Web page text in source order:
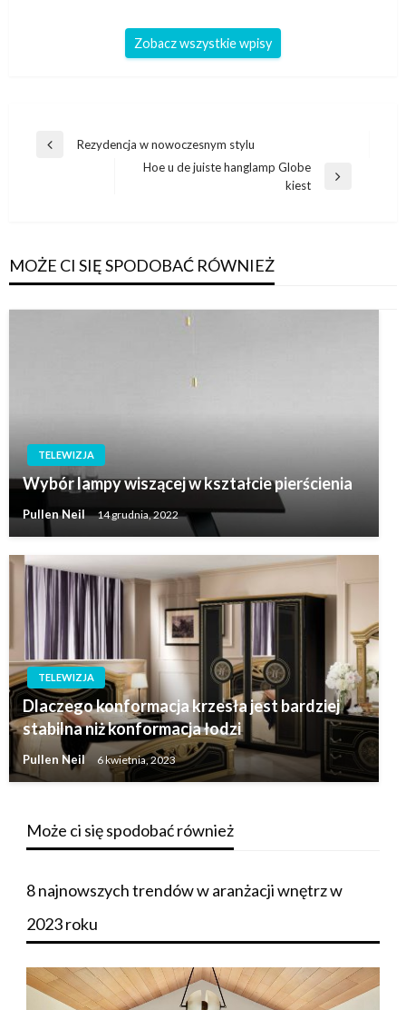
Zobacz wszystkie wpisy
Nawigacja
Poprzedni
Rezydencja w nowoczesnym stylu
Hoe u de juiste hanglamp Globe
kiest
MOŻE CI SIĘ SPODOBAĆ RÓWNIEŻ
TELEWIZJA
Wybór lampy wiszącej w kształcie pierścienia
Pullen Neil 14 grudnia, 2022
TELEWIZJA
Dlaczego konformacja krzesła jest bardziej
stabilna niż konformacja łodzi
Pullen Neil 6 kwietnia, 2023
Może ci się spodobać również
8 najnowszych trendów w aranżacji wnętrz w
2023 roku